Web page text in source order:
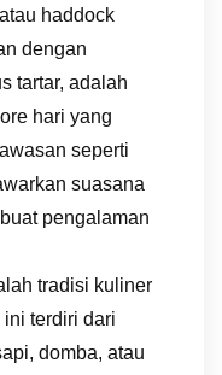
haddock
dengan
tartar, adalah
hari yang
seperti
suasana
pengalaman
tradisi kuliner
terdiri dari
domba, atau